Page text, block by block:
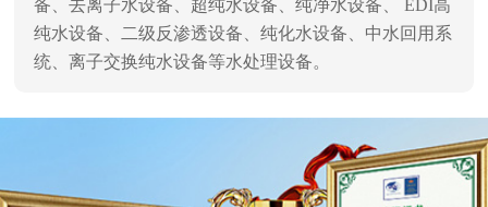
备、去离子水设备、超纯水设备、纯净水设备、 EDI高
纯水设备、二级反渗透设备、纯化水设备、中水回用系
统、离子交换纯水设备等水处理设备。